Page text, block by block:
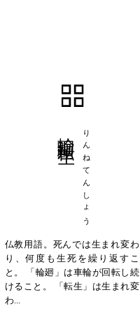
りんねてんしょう
仏教用語。死んでは生まれ変わ
り、何度も生死を繰り返すこ
と。 「輪廻」は車輪が回転し続
けること。 「転生」は生まれ変
わ...